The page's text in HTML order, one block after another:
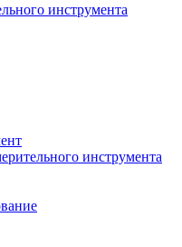
инструмента
инструмента